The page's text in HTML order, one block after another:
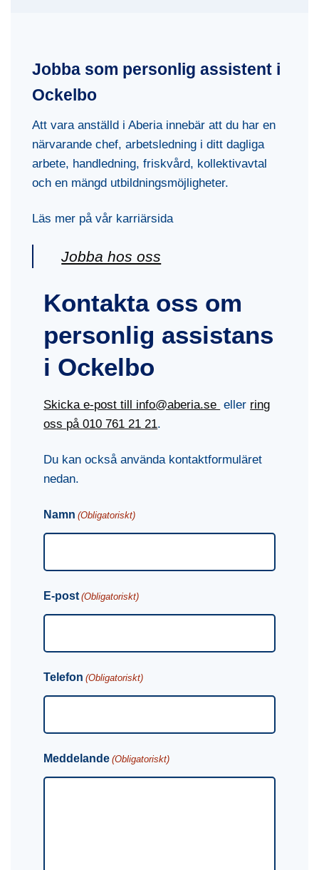
Jobba som personlig assistent i
Ockelbo
Att vara anställd i Aberia innebär att du har en
närvarande chef, arbetsledning i ditt dagliga
arbete, handledning, friskvård, kollektivavtal
och en mängd utbildningsmöjligheter.
Läs mer på vår karriärsida
Jobba hos oss
Kontakta oss om
personlig assistans
i Ockelbo
Skicka e-post till info@aberia.se eller ring
oss på010 761 21 21.
Du kan också använda kontaktformuläret
nedan.
Namn (Obligatoriskt)
E-post (Obligatoriskt)
Telefon (Obligatoriskt)
Meddelande (Obligatoriskt)